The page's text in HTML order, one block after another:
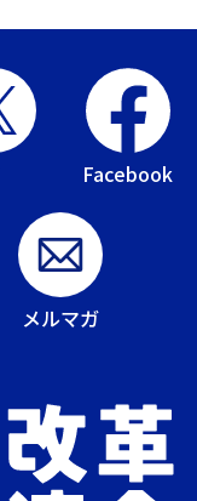
Facebook
メルマガ